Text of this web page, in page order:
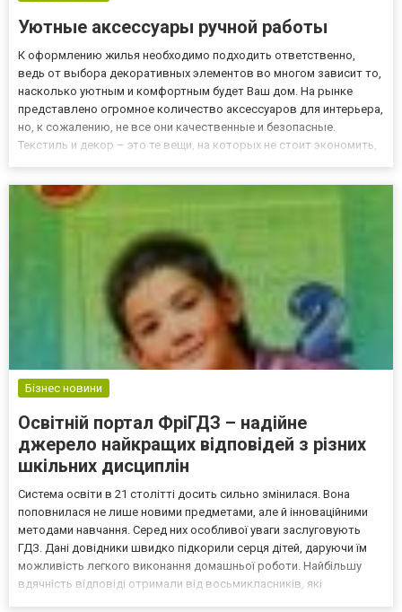
Уютные аксессуары ручной работы
К оформлению жилья необходимо подходить ответственно,
ведь от выбора декоративных элементов во многом зависит то,
насколько уютным и комфортным будет Ваш дом. На рынке
представлено огромное количество аксессуаров для интерьера,
но, к сожалению, не все они качественные и безопасные.
Текстиль и декор – это те вещи, на которых не стоит экономить,
Бізнес новини
Освітній портал ФріГДЗ – надійне
джерело найкращих відповідей з різних
шкільних дисциплін
Система освіти в 21 столітті досить сильно змінилася. Вона
поповнилася не лише новими предметами, але й інноваційними
методами навчання. Серед них особливої уваги заслуговують
ГДЗ. Дані довідники швидко підкорили серця дітей, даруючи їм
можливість легкого виконання домашньої роботи. Найбільшу
вдячність відповіді отримали від восьмикласників, які